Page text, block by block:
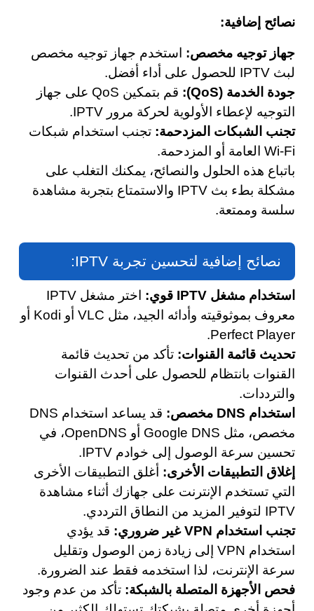
نصائح إضافية:
جهاز توجيه مخصص: استخدم جهاز توجيه مخصص
لبث IPTV للحصول على أداء أفضل.
جودة الخدمة (QoS):
قم بتمكين QoS على جهاز
التوجيه لإعطاء الأولوية لحركة مرور IPTV.
تجنب الشبكات المزدحمة: تجنب استخدام شبكات
Wi-Fi العامة أو المزدحمة.
باتباع هذه الحلول والنصائح، يمكنك التغلب على
مشكلة بطء بث IPTV والاستمتاع بتجربة مشاهدة
سلسة وممتعة.
نصائح إضافية لتحسين تجربة IPTV:
استخدام مشغل IPTV قوي:
اختر مشغل IPTV
معروف بموثوقيته وأدائه الجيد، مثل VLC أو Kodi أو
Perfect Player.
تحديث قائمة القنوات: تأكد من تحديث قائمة
القنوات بانتظام للحصول على أحدث القنوات
والترددات.
استخدام DNS مخصص:
قد يساعد استخدام DNS
مخصص، مثل Google DNS أو OpenDNS، في
تحسين سرعة الوصول إلى خوادم IPTV.
إغلاق التطبيقات الأخرى: أغلق التطبيقات الأخرى
التي تستخدم الإنترنت على جهازك أثناء مشاهدة
IPTV لتوفير المزيد من النطاق الترددي.
تجنب استخدام VPN غير ضروري:
قد يؤدي
استخدام VPN إلى زيادة زمن الوصول وتقليل
سرعة الإنترنت، لذا استخدمه فقط عند الضرورة.
فحص الأجهزة المتصلة بالشبكة: تأكد من عدم وجود